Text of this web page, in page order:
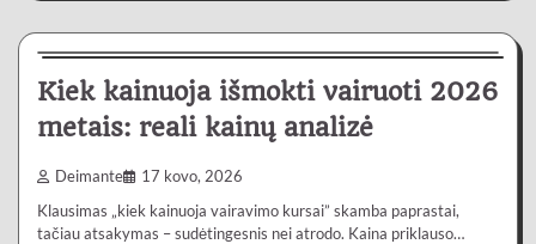
4 min
Kiek kainuoja išmokti vairuoti 2026
metais: reali kainų analizė
Deimante 17 kovo, 2026
Klausimas „kiek kainuoja vairavimo kursai” skamba paprastai,
tačiau atsakymas – sudėtingesnis nei atrodo. Kaina priklauso…